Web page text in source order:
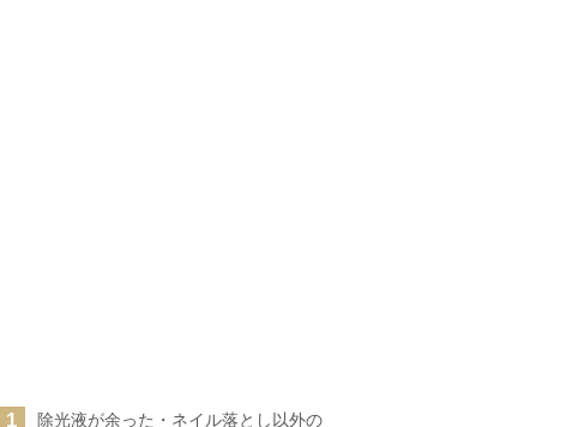
除光液が余った・ネイル落とし以外の